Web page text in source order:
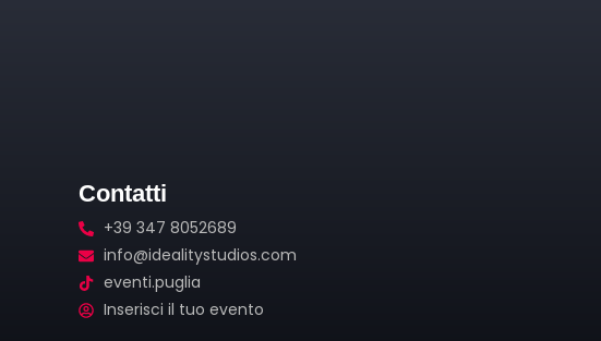
Contatti
+39 347 8052689
info@idealitystudios.com
eventi.puglia
Inserisci il tuo evento